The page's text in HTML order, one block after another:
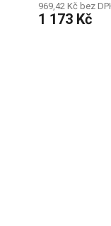
969,42 Kč bez
1 173 Kč